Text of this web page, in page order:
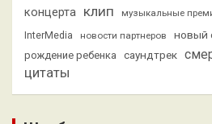
концерта клип музыкальные
InterMedia
новости партнеров новый
рождение ребенка саундтрек
цитаты